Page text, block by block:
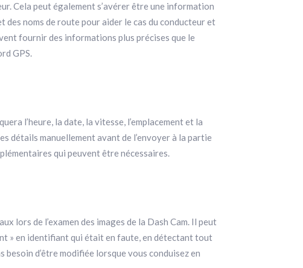
Cela peut également s’avérer être une information
des noms de route pour aider le cas du conducteur et
fournir des informations plus précises que le
GPS.
l’heure, la date, la vitesse, l’emplacement et la
détails manuellement avant de l’envoyer à la partie
qui peuvent être nécessaires.
lors de l’examen des images de la Dash Cam. Il peut
» en identifiant qui était en faute, en détectant tout
besoin d’être modifiée lorsque vous conduisez en